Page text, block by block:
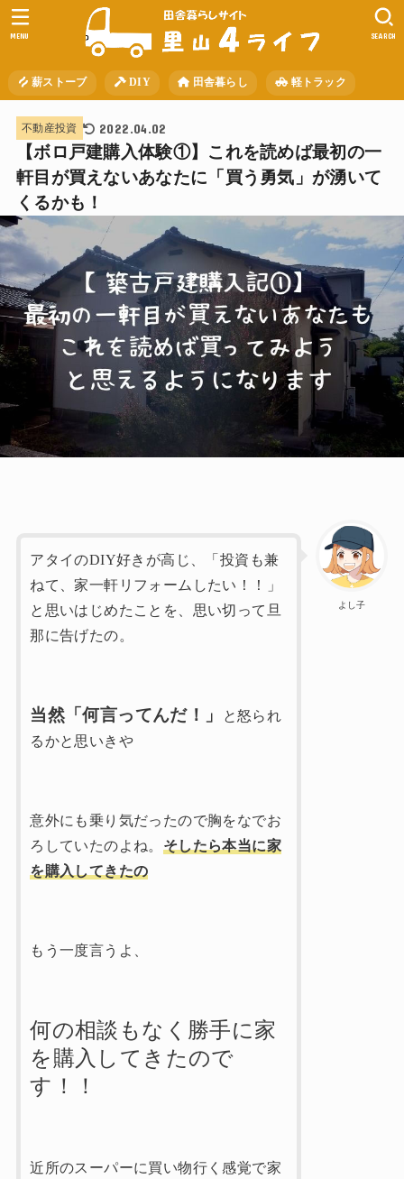
薪ストーブ DIY 田舎暮らし 軽トラック
SEARCH
MENU
不動産投資 2022.04.02
【ボロ戸建購入体験①】これを読めば最初の一
軒目が買えないあなたに「買う勇気」が湧いて
くるかも！
よし子
アタイのDIY好きが高じ、「投資も兼
ねて、家一軒リフォームしたい！！」
と思いはじめたことを、思い切って旦
那に告げたの。
当然「何言ってんだ！」
と怒られ
るかと思いきや
意外にも乗り気だったので胸をなでお
ろしていたのよね。 そしたら本当に家
を購入してきたの
もう一度言うよ、
何の相談もなく勝手に家
を購入してきたので
す！！
近所のスーパーに買い物行く感覚で家